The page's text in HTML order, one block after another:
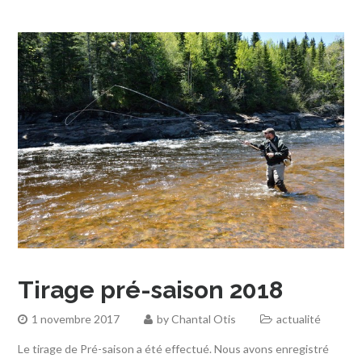
Tirage pré-saison 2018
1 novembre 2017 byChantal Otis actualité
Le tirage de Pré-saison a été effectué. Nous avons enregistré